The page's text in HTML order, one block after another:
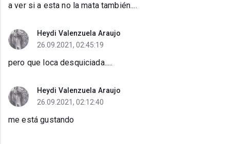
a ver si a esta no la mata también....
Heydi Valenzuela Araujo
26.09.2021, 02:45:19
pero que loca desquiciada.....
Heydi Valenzuela Araujo
26.09.2021, 02:12:40
me está gustando